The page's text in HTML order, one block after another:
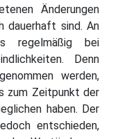
Änderungen
dauerhaft sind. An
regelmäßig bei
Denn
werden,
zum Zeitpunkt der
haben. Der
entschieden,